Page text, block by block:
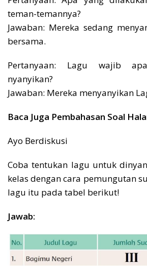
teman-temannya?
Jawaban: Mereka sedang
bersama.
Pertanyaan: Lagu wajib
nyanyikan?
Jawaban: Mereka menyanyikan
Baca Juga Pembahasan Soal
Ayo Berdiskusi
Coba tentukan lagu untuk
kelas dengan cara pemungutan
lagu itu pada tabel berikut!
Jawab: